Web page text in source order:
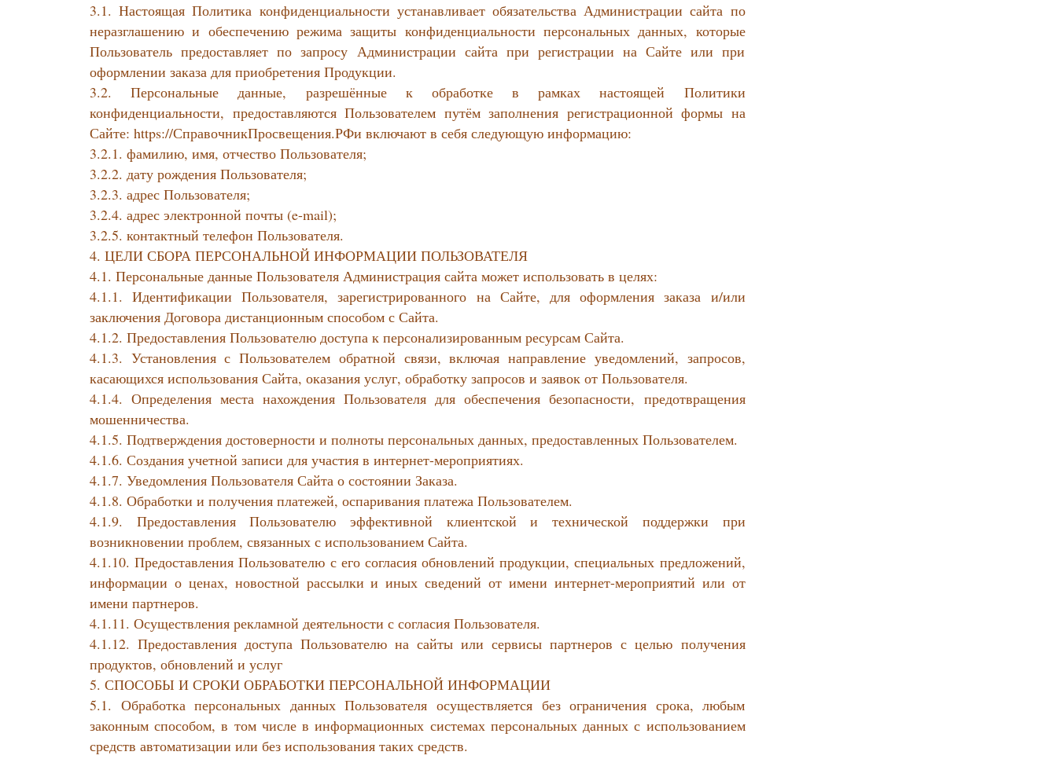
3.1. Настоящая Политика конфиденциальности устанавливает обязательства Администрации сайта по
неразглашению и обеспечению режима защиты конфиденциальности персональных данных, которые
Пользователь предоставляет по запросу Администрации сайта при регистрации на Сайте или при
оформлении заказа для приобретения Продукции.
3.2. Персональные данные, разрешённые к обработке в рамках настоящей Политики
конфиденциальности, предоставляются Пользователем путём заполнения регистрационной формы на
Сайте: https://СправочникПросвещения.РФи включают в себя следующую информацию:
3.2.1. фамилию, имя, отчество Пользователя;
3.2.2. дату рождения Пользователя;
3.2.3. адрес Пользователя;
3.2.4. адрес электронной почты (e-mail);
3.2.5. контактный телефон Пользователя.
4. ЦЕЛИ СБОРА ПЕРСОНАЛЬНОЙ ИНФОРМАЦИИ ПОЛЬЗОВАТЕЛЯ
4.1. Персональные данные Пользователя Администрация сайта может использовать в целях:
4.1.1. Идентификации Пользователя, зарегистрированного на Сайте, для оформления заказа и/или
заключения Договора дистанционным способом с Сайта.
4.1.2. Предоставления Пользователю доступа к персонализированным ресурсам Сайта.
4.1.3. Установления с Пользователем обратной связи, включая направление уведомлений, запросов,
касающихся использования Сайта, оказания услуг, обработку запросов и заявок от Пользователя.
4.1.4. Определения места нахождения Пользователя для обеспечения безопасности, предотвращения
мошенничества.
4.1.5. Подтверждения достоверности и полноты персональных данных, предоставленных Пользователем.
4.1.6. Создания учетной записи для участия в интернет-мероприятиях.
4.1.7. Уведомления Пользователя Сайта о состоянии Заказа.
4.1.8. Обработки и получения платежей, оспаривания платежа Пользователем.
4.1.9. Предоставления Пользователю эффективной клиентской и технической поддержки при
возникновении проблем, связанных с использованием Сайта.
4.1.10. Предоставления Пользователю с его согласия обновлений продукции, специальных предложений,
информации о ценах, новостной рассылки и иных сведений от имени интернет-мероприятий или от
имени партнеров.
4.1.11. Осуществления рекламной деятельности с согласия Пользователя.
4.1.12. Предоставления доступа Пользователю на сайты или сервисы партнеров с целью получения
продуктов, обновлений и услуг
5. СПОСОБЫ И СРОКИ ОБРАБОТКИ ПЕРСОНАЛЬНОЙ ИНФОРМАЦИИ
5.1. Обработка персональных данных Пользователя осуществляется без ограничения срока, любым
законным способом, в том числе в информационных системах персональных данных с использованием
средств автоматизации или без использования таких средств.